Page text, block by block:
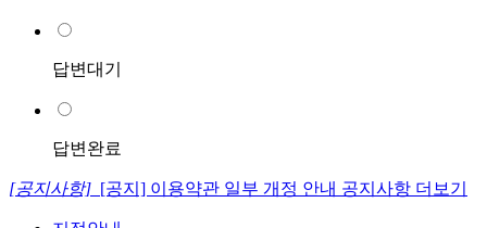
답변대기
답변완료
[공지사항] [공지] 이용약관 일부 개정 안내 공지사항 더보기